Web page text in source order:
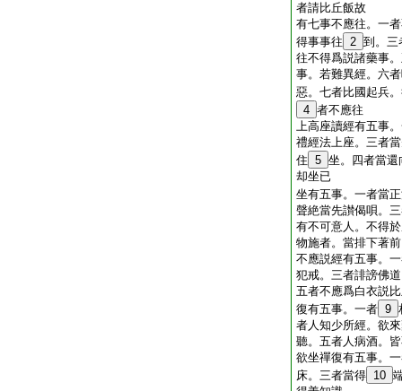
者請比丘飯故
有七事不應往。一
得事事往 2 到。三
往不得爲説諸藥事
事。若難異經。六
惡。七者比國起兵
4 者不應往
上高座讀經有五事
禮經法上座。三者
住 5 坐。四者當還
却坐已
坐有五事。一者當
聲絶當先讃偈唄。
有不可意人。不得
物施者。當排下著前
不應説經有五事。
犯戒。三者誹謗佛
五者不應爲白衣説
復有五事。一者 9
者人知少所經。欲
聽。五者人病酒。
欲坐禪復有五事。
床。三者當得 10